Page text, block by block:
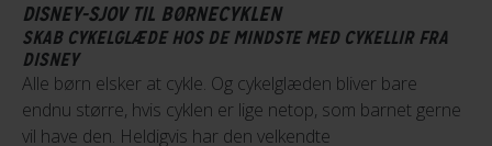
DISNEY-SJOV TIL BØRNECYKLEN
SKAB CYKELGLÆDE HOS DE MINDSTE MED CYKELLIR FRA
DISNEY
Alle børn elsker at cykle. Og cykelglæden bliver bare
endnu større, hvis cyklen er lige netop, som barnet gerne
vil have den. Heldigvis har den velkendte